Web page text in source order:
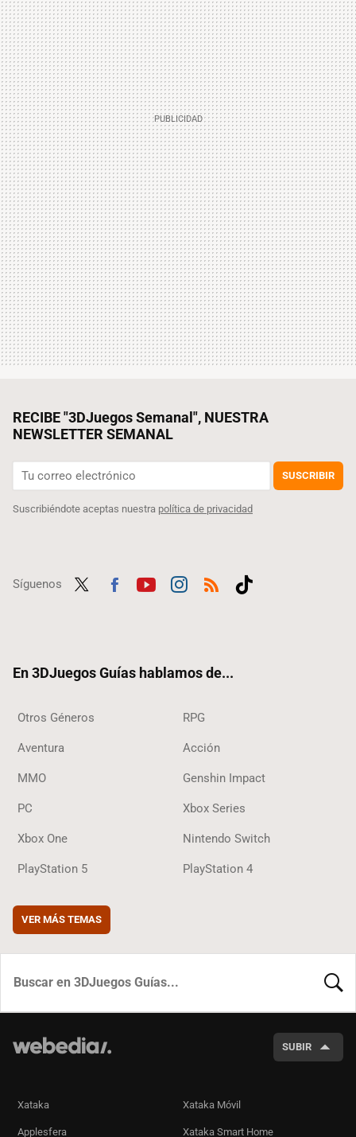
RECIBE "3DJuegos Semanal", NUESTRA
NEWSLETTER SEMANAL
SUSCRIBIR
Suscribiéndote aceptas nuestra política de privacidad
Síguenos
En 3DJuegos Guías hablamos de...
Otros Géneros RPG
Aventura Acción
MMO Genshin Impact
PC Xbox Series
Xbox One Nintendo Switch
PlayStation 5 PlayStation 4
VER MÁS TEMAS
SUBIR
Xataka Xataka Móvil
Applesfera Xataka Smart Home